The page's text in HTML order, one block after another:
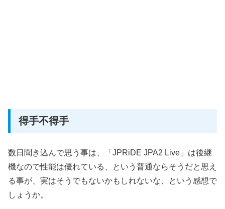
得手不得手
数日聞き込んで思う事は、「JPRiDE JPA2 Live」は後継
機なので性能は優れている、という普通ならそうだと思え
る事が、実はそうでもないかもしれないな、という感想で
しょうか。